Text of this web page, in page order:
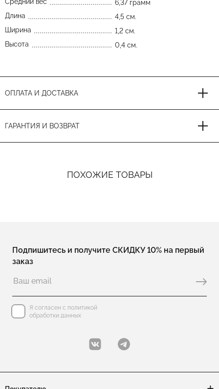
6,37 грамм
Длина
4,5 см.
Ширина
1,2 см.
Высота
0,4 см.
ОПЛАТА И ДОСТАВКА
ГАРАНТИЯ И ВОЗВРАТ
ПОХОЖИЕ ТОВАРЫ
Подпишитесь и получите СКИДКУ 10% на первый
заказ
Я согласен с политикой
обработки данных